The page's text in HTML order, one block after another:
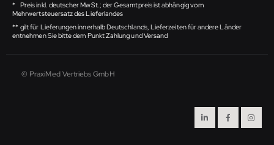
* Preis inkl. deutscher MwSt.; der Gesamtpreis ist abhängig vom
Mehrwertsteuersatz des Lieferlandes
** gilt für Lieferungen innerhalb Deutschlands, Lieferzeiten für andere Länder
entnehmen Sie bitte dem Punkt Zahlung und Versand
© PraxiMed Vertriebs GmbH